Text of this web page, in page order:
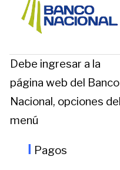
Debe ingresar a la
página web del Banco
Nacional, opciones del
menú
l Pagos